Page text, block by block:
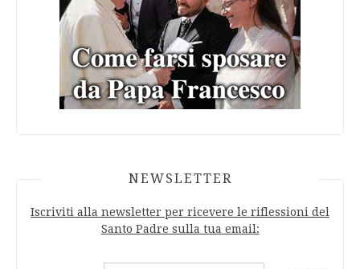
NEWSLETTER
Iscriviti alla newsletter per ricevere le riflessioni del
Santo Padre sulla tua email: